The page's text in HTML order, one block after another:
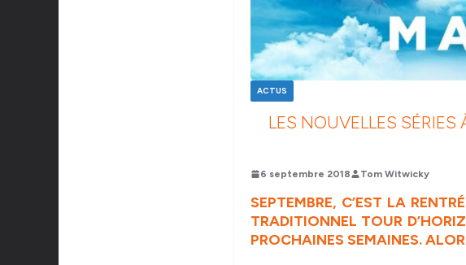
ACTUS
LES NOUVELLES
6 septembre 2018 Tom Witwicky
SEPTEMBRE, C’EST LA
TRADITIONNEL TOUR
PROCHAINES SEMAINES.